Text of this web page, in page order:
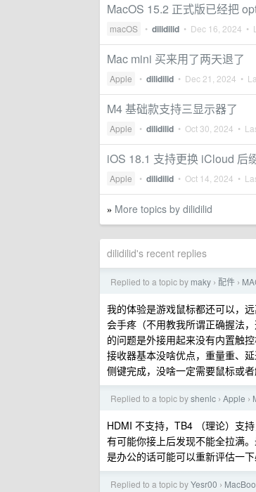
MacOS 15.2 正式版已经把
macOS • dilidilid • Dec 16, 2024 •
Mac mini 买来用了两天退了
Apple • dilidilid • Dec 21, 2024 •
M4 基础款支持三显示器了
Apple • dilidilid • Oct 30, 2024 •
iOS 18.1 支持更换 iCloud 后
Apple • dilidilid • Oct 14, 2024 •
» More topics by dilidilid
dilidilid's recent replies
Replied to a topic by maky › 配件 ›
我的体验是游戏鼠标都还可以，
会手疼（不用教我所谓正确握法
的问题是外接用起来没有内置触
接收器基本没啥优点，重量重、
侧键完成，没啥一定需要鼠标或
Replied to a topic byshenlc › Apple ›
HDMI 不支持，TB4 （理论）支
有可能你接上后发现不能全拉满
是办公的话可能可以重新评估一下
Replied to a topic byYesr00 ›